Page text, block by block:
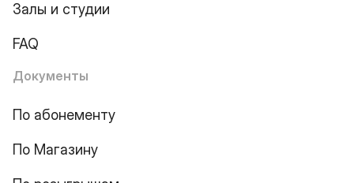
Залы и студии
FAQ
Документы
По абонементу
По Магазину